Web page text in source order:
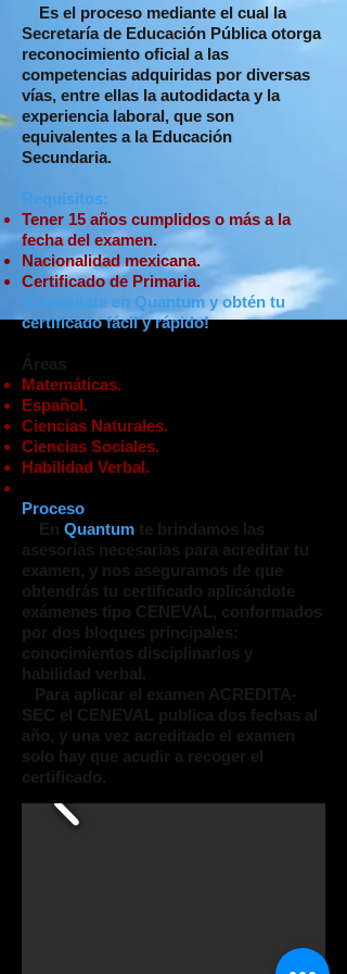
Es el proceso mediante el cual la
Secretaría de Educación Pública otorga
reconocimiento oficial a las
competencias adquiridas por diversas
vías, entre ellas la autodidacta y la
experiencia laboral, que son
equivalentes a la Educación
Secundaria.
Requisitos:
Tener 15 años cumplidos o más a la
fecha del examen.
Nacionalidad mexicana.
Certificado de Primaria.
¡Capacítate en Quantum y obtén tu
certificado fácil y rápido!
Áreas
Matemáticas.
Español.
Ciencias Naturales.
Ciencias Sociales.
Habilidad Verbal.
Proceso
En Quantum te brindamos las
asesorías necesarias para acreditar tu
examen, y nos aseguramos de que
obtendrás tu certificado aplicándote
exámenes tipo CENEVAL, conformados
por dos bloques principales:
conocimientos disciplinarios y
habilidad verbal.
Para aplicar el examen ACREDITA-
SEC el CENEVAL publica dos fechas al
año, y una vez acreditado el examen
solo hay que acudir a recoger el
certificado.